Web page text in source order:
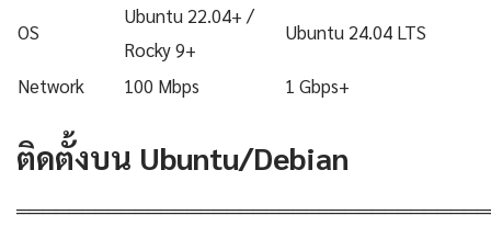
OS
Ubuntu 22.04+ /
Rocky 9+
Ubuntu 24.04 LTS
Network 100 Mbps 1 Gbps+
ติดตั้งบน Ubuntu/Debian